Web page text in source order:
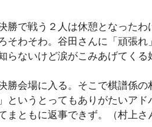
勝で戦う２人は休憩となった
そわそわ。谷田さんに「頑張
らないけど涙がこみあげてく
勝会場に入る。そこで棋譜係
というとってもありがたいア
まともに返事できず。（村上さ